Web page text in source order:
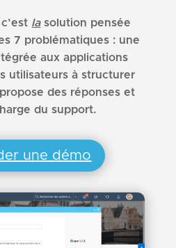
lasolution pensée
7 problématiques : une
aux applications
utilisateurs à structurer
des réponses et
du support.
une démo